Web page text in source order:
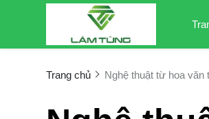
Trang chủ Nghệ thuật từ hoa văn